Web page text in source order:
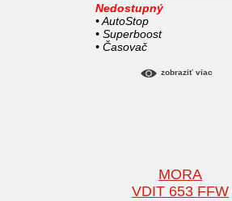
Nedostupný
• AutoStop
• Superboost
• Časovač
zobraziť viac
MORA
VDIT 653 FFW